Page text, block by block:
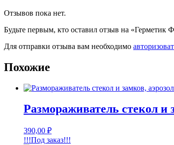
Отзывов пока нет.
Будьте первым, кто оставил отзыв на
Для отправки отзыва вам необходимо
Похожие
Размораживатель стекол и
390,00 ₽
!!!Под заказ!!!